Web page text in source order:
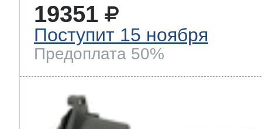
19351
Поступит 15 ноября
Предоплата 50%